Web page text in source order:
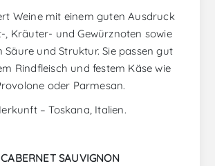
Weine mit einem guten Ausdruck
, Kräuter- und Gewürznoten sowie
Säure und Struktur. Sie passen gut
Rindfleisch und festem Käse wie
oder Parmesan.
– Toskana, Italien.
CABERNET SAUVIGNON